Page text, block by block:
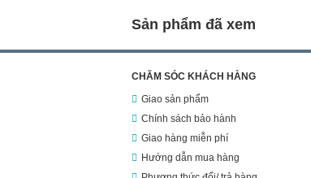
Sản phẩm đã xem
CHĂM SÓC KHÁCH HÀNG
Giao sản phẩm
Chính sách bảo hành
Giao hàng miễn phí
Hướng dẫn mua hàng